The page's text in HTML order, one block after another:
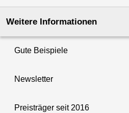
Weitere Informationen
Gute Beispiele
Newsletter
Preisträger seit 2016